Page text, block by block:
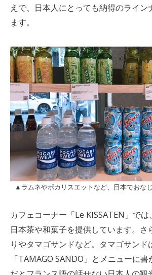
えで、日本人にとっても納得のライン
ます。
▲ラムネやポカリスエットなど、日本でおな
カフェコーナー「Le KISSATEN」では
日本茶や和菓子を提供しています。さ
りやタマゴサンドなど。タマゴサンド
「TAMAGO SANDO」とメニューに